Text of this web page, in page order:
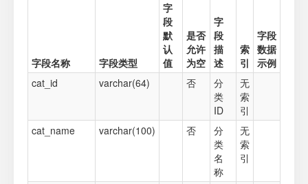
字段名称 字段类型
字
段
默
认
值
是否
允许
为空
字
段
描
述
索
引
字段
数据
示例
cat_id
varchar(64) 否
分
类
ID
无
索
引
cat_name
varchar(100) 否
分
类
名
称
无
索
引